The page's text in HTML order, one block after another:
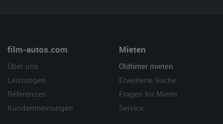
film-autos.com
Über uns
Leistungen
Referenzen
Kundenmeinungen
Mieten
Oldtimer mieten
Erweiterte Suche
Fragen für Mieter
Service